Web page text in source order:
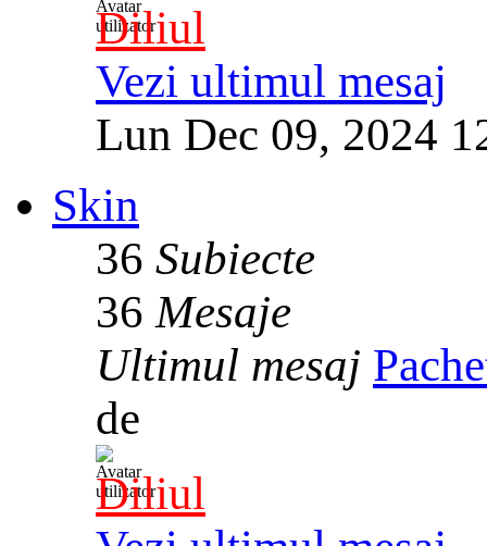
Diliul
Vezi ultimul mesaj
Lun Dec 09, 2024
Skin
36 Subiecte
36 Mesaje
Ultimul mesaj
de
Diliul